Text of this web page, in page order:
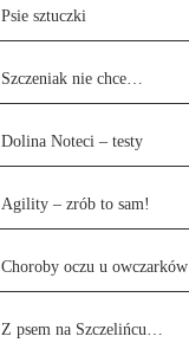
Psie sztuczki
Szczeniak nie chce…
Dolina Noteci – testy
Agility – zrób to sam!
Choroby oczu u owczarków
Z psem na Szczelińcu…